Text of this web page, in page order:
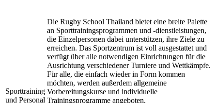
Sporttraining
und Personal
Die Rugby School Thailand bietet eine breite Palette
an Sporttrainingsprogrammen und -dienstleistungen,
die Einzelpersonen dabei unterstützen, ihre Ziele zu
erreichen. Das Sportzentrum ist voll ausgestattet und
verfügt über alle notwendigen Einrichtungen für die
Ausrichtung verschiedener Turniere und Wettkämpfe.
Für alle, die einfach wieder in Form kommen
möchten, werden außerdem allgemeine
Vorbereitungskurse und individuelle
Trainingsprogramme angeboten.